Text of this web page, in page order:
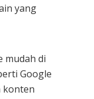
yang
mudah di
Google
konten